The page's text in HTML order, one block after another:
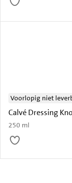
Calvé Dressing
250 ml
Voorlopig niet